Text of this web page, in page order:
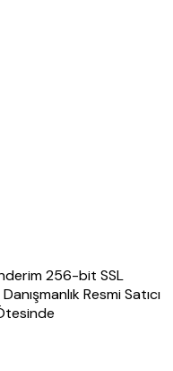
256-bit SSL
Resmi Satıcı